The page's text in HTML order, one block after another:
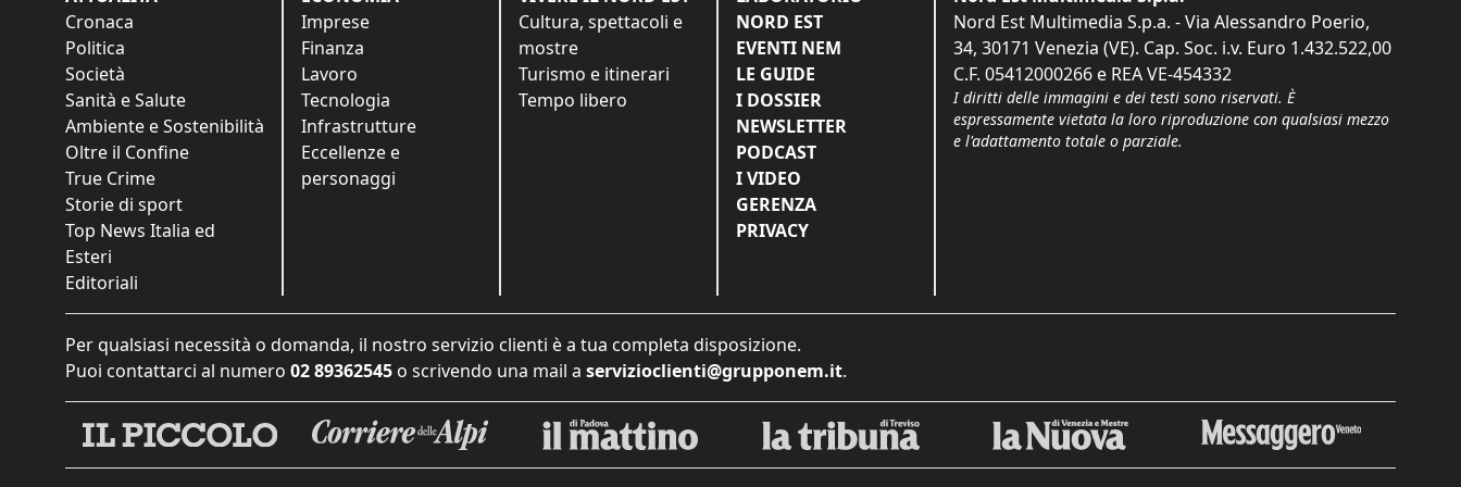
Cronaca
Politica
Società
Sanità e Salute
Ambiente e Sostenibilità
Oltre il Confine
True Crime
Storie di sport
Top News Italia ed
Esteri
Editoriali
Imprese
Finanza
Lavoro
Tecnologia
Infrastrutture
Eccellenze e
personaggi
Cultura, spettacoli e
mostre
Turismo e itinerari
Tempo libero
NORD EST
EVENTI NEM
LE GUIDE
I DOSSIER
NEWSLETTER
PODCAST
I VIDEO
GERENZA
PRIVACY
Nord Est Multimedia S.p.a. - Via Alessandro Poerio,
34, 30171 Venezia (VE). Cap. Soc. i.v. Euro 1.432.522,00
C.F. 05412000266 e REA VE-454332
I diritti delle immagini e dei testi sono riservati. È
espressamente vietata la loro riproduzione con qualsiasi mezzo
e l'adattamento totale o parziale.
Per qualsiasi necessità o domanda, il nostro servizio clienti è a tua completa disposizione.
Puoi contattarci al numero 02 89362545 o scrivendo una mail a servizioclienti@grupponem.it.